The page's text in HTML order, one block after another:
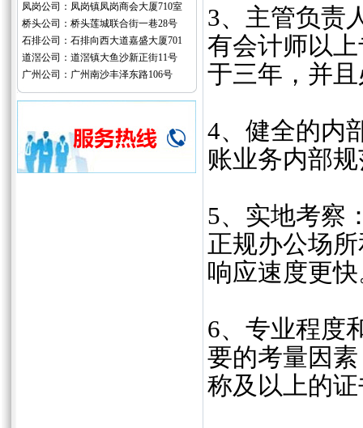
凤岗公司：凤岗镇凤岗商会大厦710室
桥头公司：桥头莲城联合街一巷28号
石排公司：石排向西大道嘉盛大厦701
道滘公司：道滘镇大鱼沙新正街11号
广州公司：广州南沙丰泽东路106号
‌3、主管负责
有会计师以
于三年，并
‌4、健全的内
账业务内部
‌5、实地考察‌
正规办公场
响应速度更
‌6、专业程度
要的考量因
称及以上的